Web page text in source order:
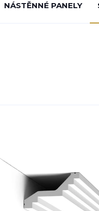
NÁSTĚNNÉ PANELY